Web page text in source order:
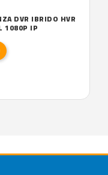
DVR IBRIDO HVR
1080P IP